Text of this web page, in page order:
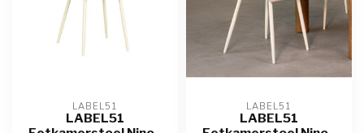
LABEL51
LABEL51
LABEL51
LABEL51